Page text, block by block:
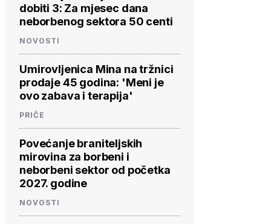
dobiti 3: Za mjesec dana
neborbenog sektora 50 centi
NOVOSTI
Umirovljenica Mina na tržnici
prodaje 45 godina: 'Meni je
ovo zabava i terapija'
PRIČE
Povećanje braniteljskih
mirovina za borbeni i
neborbeni sektor od početka
2027. godine
NOVOSTI